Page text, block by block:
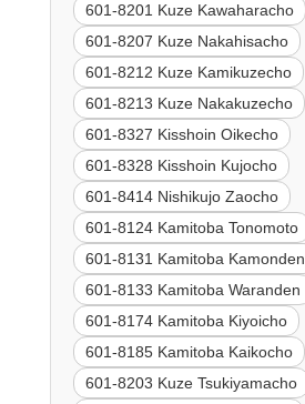
601-8201 Kuze Kawaharacho
601-8207 Kuze Nakahisacho
601-8212 Kuze Kamikuzecho
601-8213 Kuze Nakakuzecho
601-8327 Kisshoin Oikecho
601-8328 Kisshoin Kujocho
601-8414 Nishikujo Zaocho
601-8124 Kamitoba Tonomoto
601-8131 Kamitoba Kamonden
601-8133 Kamitoba Waranden
601-8174 Kamitoba Kiyoicho
601-8185 Kamitoba Kaikocho
601-8203 Kuze Tsukiyamacho